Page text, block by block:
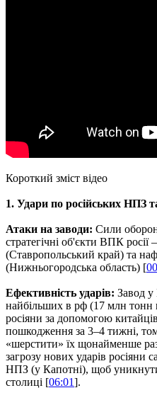
Короткий зміст відео
1. Удари по російських НПЗ
Атаки на заводи: Сили
стратегічні об'єкти ВПК
(Ставропольський край) та
(Нижньогородська область) [
Ефективність ударів: Завод у
найбільших в рф (17 млн тонн
росіяни за допомогою
пошкодження за 3–4 тижні,
«шерстити» їх щонайменше
загрозу нових ударів росіяни
НПЗ (у Капотні), щоб
столиці [06:01].